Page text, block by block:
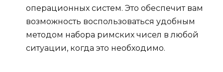
операционных систем. Это обеспечит вам
возможность воспользоваться удобным
методом набора римских чисел в любой
ситуации, когда это необходимо.